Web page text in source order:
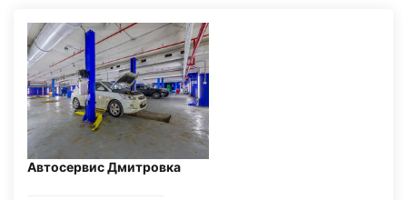
Автосервис Дмитровка